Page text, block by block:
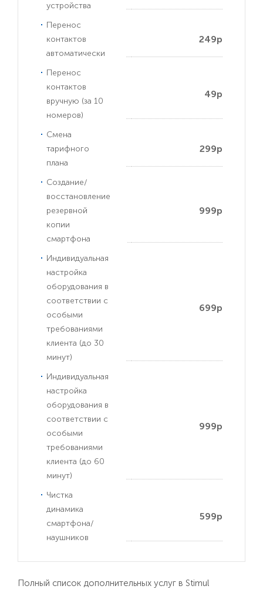
устройства
Перенос
контактов
автоматически
249р
Перенос
контактов
вручную (за 10
номеров)
49р
Смена
тарифного
плана
299р
Создание/
восстановление
резервной
копии
смартфона
999р
Индивидуальная
настройка
оборудования в
соответствии с
особыми
требованиями
клиента (до 30
минут)
699р
Индивидуальная
настройка
оборудования в
соответствии с
особыми
требованиями
клиента (до 60
минут)
999р
Чистка
динамика
смартфона/
наушников
599р
Полный список дополнительных услуг в Stimul